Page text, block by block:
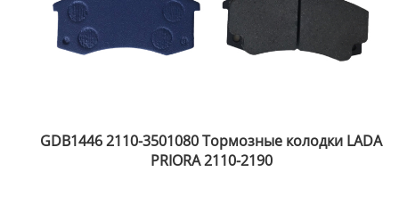
GDB1446 2110-3501080 Тормозные колодки LADA
PRIORA 2110-2190